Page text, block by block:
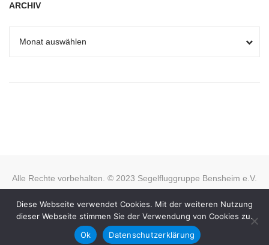
ARCHIV
Alle Rechte vorbehalten. © 2023 Segelfluggruppe Bensheim e.V.
DATENSCHUTZERKLÄRUNG
Diese Webseite verwendet Cookies. Mit der weiteren Nutzung
dieser Webseite stimmen Sie der Verwendung von Cookies zu.
Ok
Datenschutzerklärung